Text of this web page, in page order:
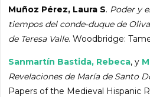
Muñoz Pérez, Laura S. Poder y
tiempos del conde-duque de
de Teresa Valle. Woodbridge:
Sanmartín Bastida, Rebeca, y
Revelaciones de María de Santo
Papers of the Medieval Hispanic